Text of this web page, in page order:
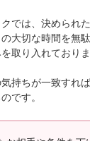
では、決められ
大切な時間を無
取り入れておりま
持ちが一致すれ
です。